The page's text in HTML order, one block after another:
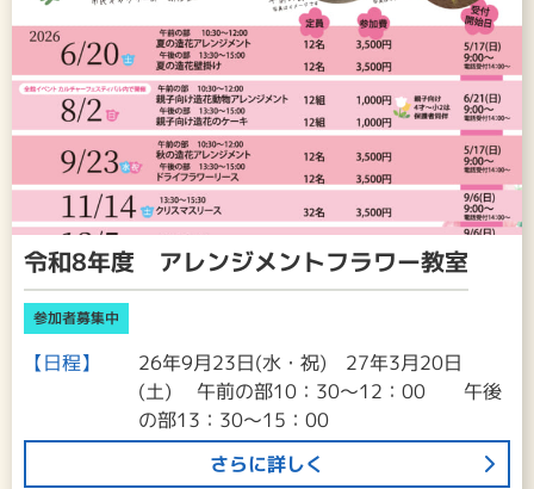
令和8年度 アレンジメントフラワー教室
参加者募集中
【日程】
26年9月23日(水・祝) 27年3月20日
(土) 午前の部10：30～12：00 午後
の部13：30～15：00
さらに詳しく